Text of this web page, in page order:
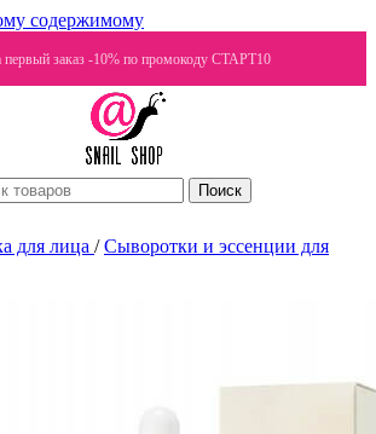
содержимому
первый заказ -10% по промокоду СТАРТ10
Поиск
для лица / Сыворотки и эссенции для